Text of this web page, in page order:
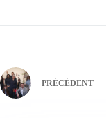
PRÉCÉDENT